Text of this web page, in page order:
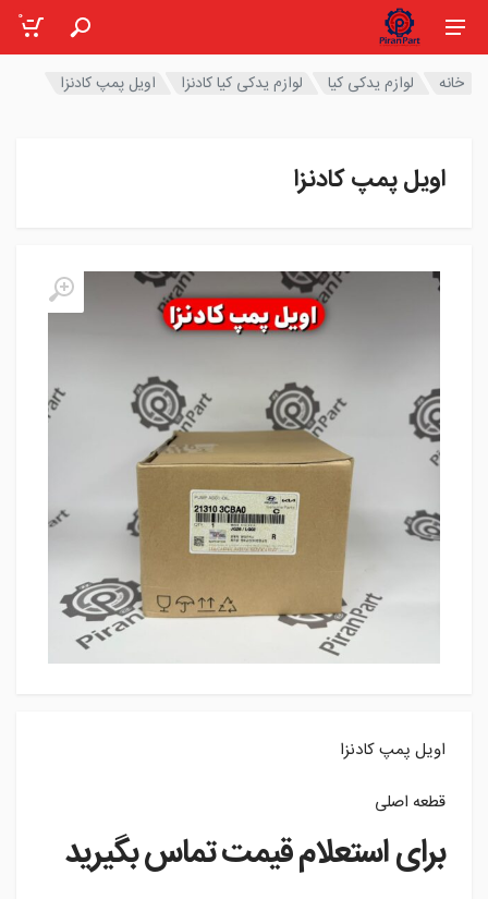
0
خانه لوازم یدکی کیا لوازم یدکی کیا کادنزا اویل پمپ کادنزا
اویل پمپ کادنزا
اویل پمپ کادنزا
قطعه اصلی
برای استعلام قیمت تماس بگیرید